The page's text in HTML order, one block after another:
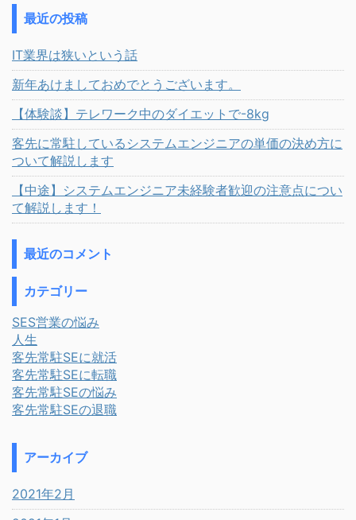
最近の投稿
IT業界は狭いという話
新年あけましておめでとうございます。
【体験談】テレワーク中のダイエットで-8kg
客先に常駐しているシステムエンジニアの単価の決め方に
ついて解説します
【中途】システムエンジニア未経験者歓迎の注意点につい
て解説します！
最近のコメント
カテゴリー
SES営業の悩み
人生
客先常駐SEに就活
客先常駐SEに転職
客先常駐SEの悩み
客先常駐SEの退職
アーカイブ
2021年2月